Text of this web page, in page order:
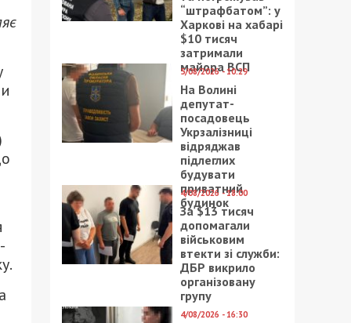
“штрафбатом”: у
Харкові на хабарі
$10 тисяч
затримали
майора ВСП
5/08/2026 - 10:29
На Волині
депутат-
посадовець
Укрзалізниці
відряджав
підлеглих
будувати
приватний
будинок
4/08/2026 - 18:00
За $13 тисяч
допомагали
військовим
втекти зі служби:
ДБР викрило
організовану
групу
4/08/2026 - 16:30